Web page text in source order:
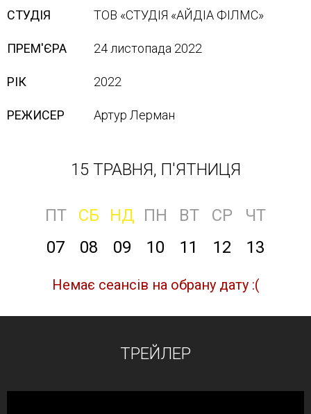
СТУДІЯ ТОВ «СТУДІЯ «АЙДІА ФІЛМС»
ПРЕМ'ЄРА 24 листопада 2022
РІК 2022
РЕЖИСЕР Артур Лерман
15 ТРАВНЯ, П'ЯТНИЦЯ
ПТ СБ НД ПН ВТ СР
ЧТ
07
08 09 10 11 12 13
Немає сеансів на обрану дату :(
ТРЕЙЛЕР